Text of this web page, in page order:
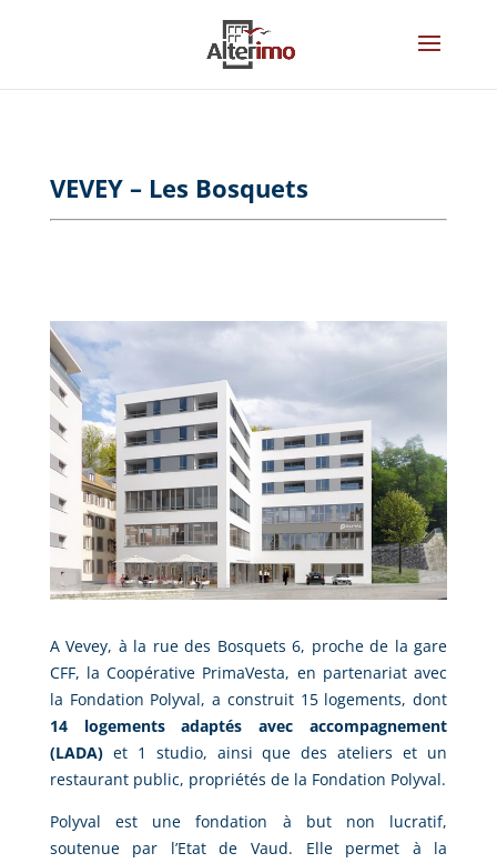
VEVEY – Les Bosquets
A Vevey, à la rue des Bosquets 6, proche de la gare
CFF, la Coopérative PrimaVesta, en partenariat avec
la Fondation Polyval, a construit 15 logements, dont
14 logements adaptés avec accompagnement
(LADA)et 1 studio, ainsi que des ateliers et un
restaurant public, propriétés de la Fondation Polyval.
Polyval est une fondation à but non lucratif,
soutenue par l’Etat de Vaud. Elle permet à la